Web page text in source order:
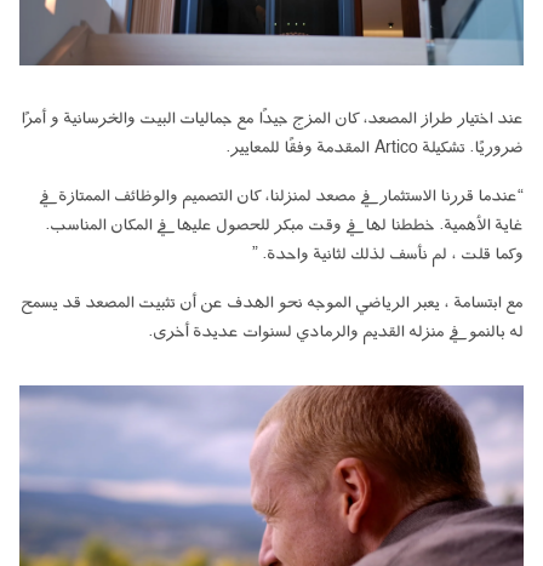
عند اختيار طراز المصعد، كان المزج جيدًا مع جماليات البيت والخرسانية و أمرًا
ضروريًا. تشكيلة Artico المقدمة وفقًا للمعايير.
“عندما قررنا الاستثمار في مصعد لمنزلنا، كان التصميم والوظائف الممتازة في
غاية الأهمية. خططنا لها في وقت مبكر للحصول عليها في المكان المناسب.
وكما قلت ، لم نأسف لذلك لثانية واحدة. ”
مع ابتسامة ، يعبر الرياضي الموجه نحو الهدف عن أن تثبيت المصعد قد يسمح
له بالنمو في منزله القديم والرمادي لسنوات عديدة أخرى.